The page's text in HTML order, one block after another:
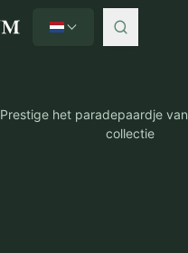
Nederlands
Prestige het paradepaardje
collectie